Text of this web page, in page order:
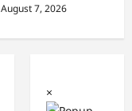
August 7, 2026
×